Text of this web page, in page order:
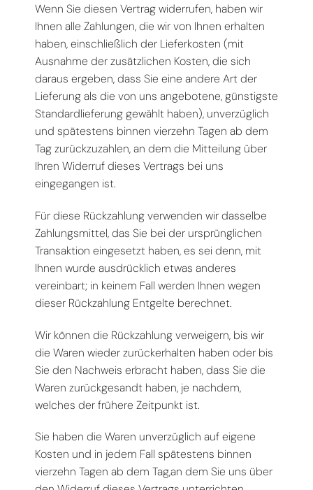
Wenn Sie diesen Vertrag widerrufen, haben wir
Ihnen alle Zahlungen, die wir von Ihnen erhalten
haben, einschließlich der Lieferkosten (mit
Ausnahme der zusätzlichen Kosten, die sich
daraus ergeben, dass Sie eine andere Art der
Lieferung als die von uns angebotene, günstigste
Standardlieferung gewählt haben), unverzüglich
und spätestens binnen vierzehn Tagen ab dem
Tag zurückzuzahlen, an dem die Mitteilung über
Ihren Widerruf dieses Vertrags bei uns
eingegangen ist.
Für diese Rückzahlung verwenden wir dasselbe
Zahlungsmittel, das Sie bei der ursprünglichen
Transaktion eingesetzt haben, es sei denn, mit
Ihnen wurde ausdrücklich etwas anderes
vereinbart; in keinem Fall werden Ihnen wegen
dieser Rückzahlung Entgelte berechnet.
Wir können die Rückzahlung verweigern, bis wir
die Waren wieder zurückerhalten haben oder bis
Sie den Nachweis erbracht haben, dass Sie die
Waren zurückgesandt haben, je nachdem,
welches der frühere Zeitpunkt ist.
Sie haben die Waren unverzüglich auf eigene
Kosten und in jedem Fall spätestens binnen
vierzehn Tagen ab dem Tag,an dem Sie uns über